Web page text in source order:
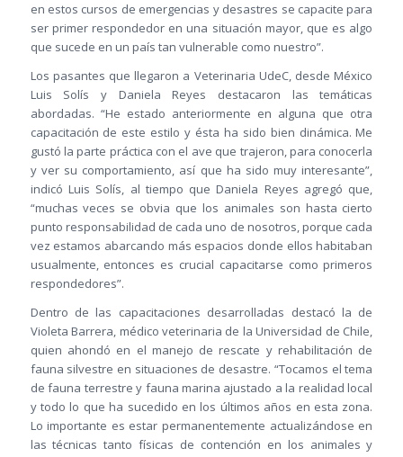
en estos cursos de emergencias y desastres se capacite para
ser primer respondedor en una situación mayor, que es algo
que sucede en un país tan vulnerable como nuestro”.
Los pasantes que llegaron a Veterinaria UdeC, desde México
Luis Solís y Daniela Reyes destacaron las temáticas
abordadas. “He estado anteriormente en alguna que otra
capacitación de este estilo y ésta ha sido bien dinámica. Me
gustó la parte práctica con el ave que trajeron, para conocerla
y ver su comportamiento, así que ha sido muy interesante”,
indicó Luis Solís, al tiempo que Daniela Reyes agregó que,
“muchas veces se obvia que los animales son hasta cierto
punto responsabilidad de cada uno de nosotros, porque cada
vez estamos abarcando más espacios donde ellos habitaban
usualmente, entonces es crucial capacitarse como primeros
respondedores”.
Dentro de las capacitaciones desarrolladas destacó la de
Violeta Barrera, médico veterinaria de la Universidad de Chile,
quien ahondó en el manejo de rescate y rehabilitación de
fauna silvestre en situaciones de desastre. “Tocamos el tema
de fauna terrestre y fauna marina ajustado a la realidad local
y todo lo que ha sucedido en los últimos años en esta zona.
Lo importante es estar permanentemente actualizándose en
las técnicas tanto físicas de contención en los animales y